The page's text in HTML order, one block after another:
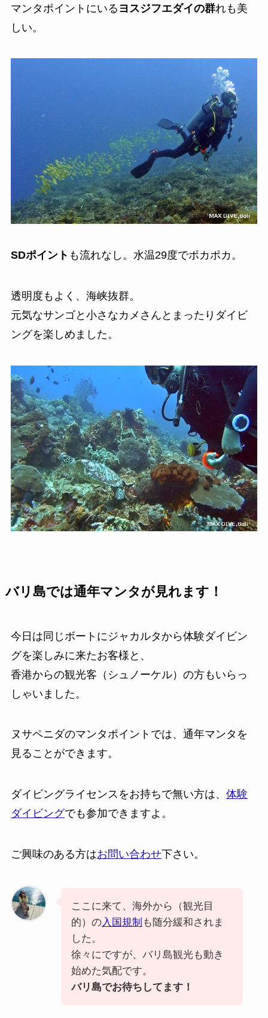
マンタポイントにいる ヨスジフエダイの群れも美
しい。
SDポイント も流れなし。水温29度でポカポカ。
透明度もよく、海峡抜群。
元気なサンゴと小さなカメさんとまったりダイビ
ングを楽しめました。
バリ島では通年マンタが見れます！
今日は同じボートにジャカルタから体験ダイビン
グを楽しみに来たお客様と、
香港からの観光客（シュノーケル）の方もいらっ
しゃいました。
ヌサペニダのマンタポイントでは、通年マンタを
見ることができます。
ダイビングライセンスをお持ちで無い方は、 体験
ダイビングでも参加できますよ。
ご興味のある方はお問い合わせ下さい。
ここに来て、海外から（観光目
的）の入国規制 も随分緩和されま
した。
徐々にですが、バリ島観光も動き
始めた気配です。
バリ島でお待ちしてます！